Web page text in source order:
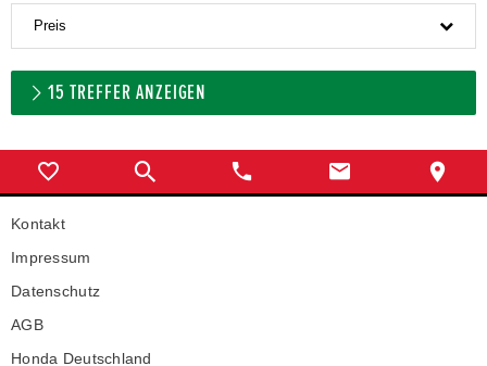
Preis
15 TREFFER ANZEIGEN
Kontakt
Impressum
Datenschutz
AGB
Honda Deutschland